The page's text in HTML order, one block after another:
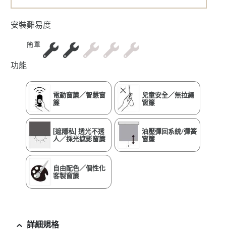
安裝難易度
簡單
功能
電動窗簾／智慧窗
簾
兒童安全／無拉繩
窗簾
[遮隱私] 透光不透
人／採光遮影窗簾
油壓彈回系統/彈簧
窗簾
自由配色／個性化
客製窗簾
詳細規格